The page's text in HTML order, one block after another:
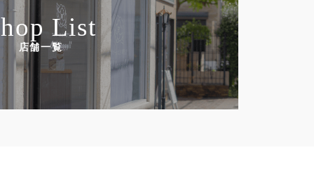
List
店舗一覧